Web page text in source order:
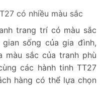
có nhiều màu sắc
trang trí có màu sắc
sống của gia đình,
màu sắc của tranh phù
các hành tinh TT27
hàng có thể lựa chọn